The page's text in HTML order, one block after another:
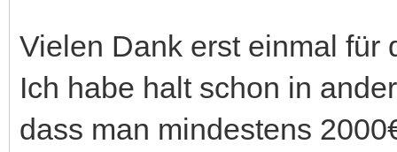
Vielen Dank erst einmal
Ich habe halt schon in
dass man mindestens